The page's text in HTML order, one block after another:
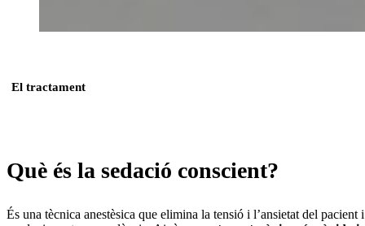
El tractament
Què és la sedació conscient?
És una tècnica anestèsica que elimina la tensió i l’ansietat del pacient i